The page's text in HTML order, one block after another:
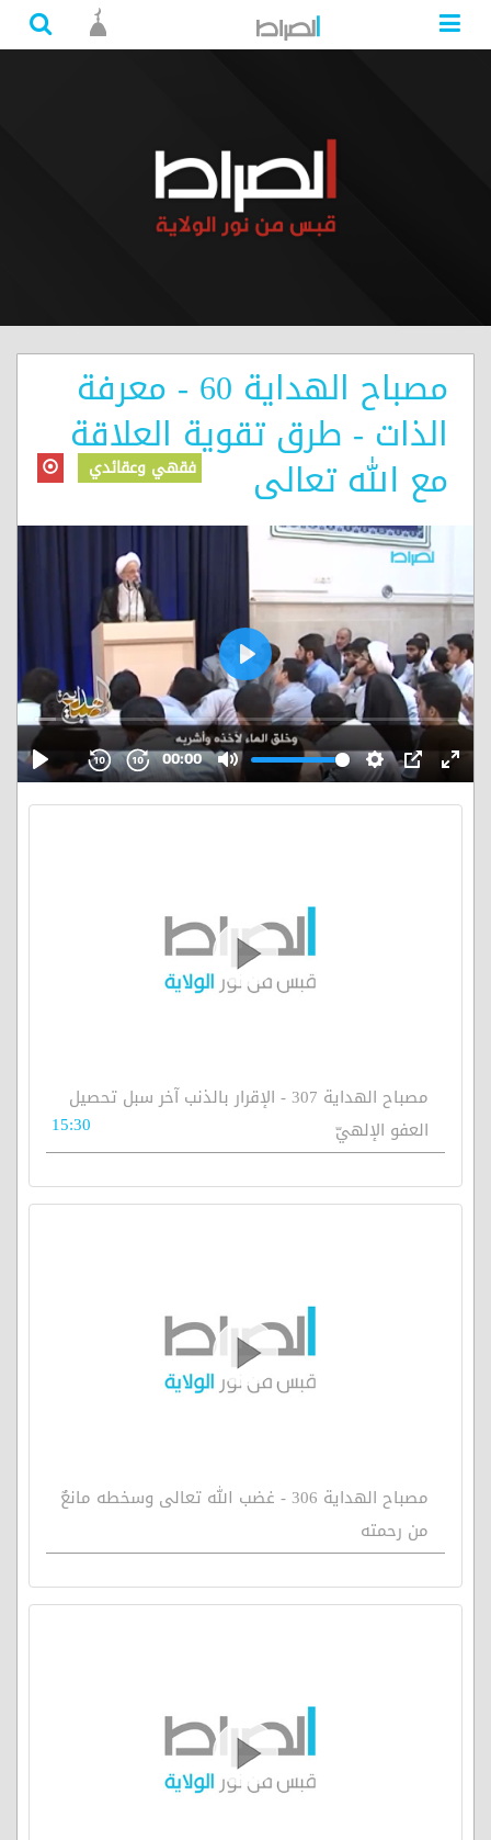
مصباح الهداية 60 - معرفة
الذات - طرق تقوية العلاقة
مع الله تعالى فقهي وعقائدي
مصباح الهداية 307 - الإقرار بالذنب آخر سبل تحصيل
العفو الإلهيّ
15:30
مصباح الهداية 306 - غضب الله تعالى وسخطه مانعٌ
من رحمته